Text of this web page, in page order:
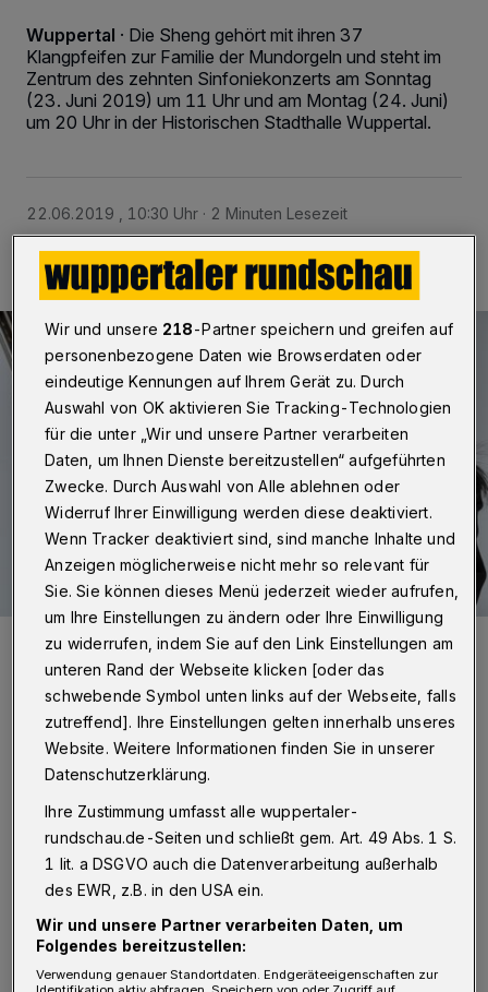
Wuppertal · Die Sheng gehört mit ihren 37
Klangpfeifen zur Familie der Mundorgeln und steht im
Zentrum des zehnten Sinfoniekonzerts am Sonntag
(23. Juni 2019) um 11 Uhr und am Montag (24. Juni)
um 20 Uhr in der Historischen Stadthalle Wuppertal.
22.06.2019 , 10:30 Uhr 2 Minuten Lesezeit
Wu Wei.
Foto: AsianArt Management
D ie Sheng ist mit 3.000 Jahren eines der
ältesten chinesischen
Musikinstrumente und bedeutungsvoll für die
traditionelle chinesische Musik. Als einer der
herausragenden Virtuosen an diesem
exotischen Instrument wird Wu Wei „Yin &
Wir und unsere 218-Partner speichern und greifen auf
personenbezogene Daten wie Browserdaten oder
eindeutige Kennungen auf Ihrem Gerät zu. Durch
Auswahl von OK aktivieren Sie Tracking-Technologien
für die unter „Wir und unsere Partner verarbeiten
Daten, um Ihnen Dienste bereitzustellen“ aufgeführten
Zwecke. Durch Auswahl von Alle ablehnen oder
Widerruf Ihrer Einwilligung werden diese deaktiviert.
Wenn Tracker deaktiviert sind, sind manche Inhalte und
Anzeigen möglicherweise nicht mehr so relevant für
Sie. Sie können dieses Menü jederzeit wieder aufrufen,
um Ihre Einstellungen zu ändern oder Ihre Einwilligung
zu widerrufen, indem Sie auf den Link Einstellungen am
unteren Rand der Webseite klicken [oder das
schwebende Symbol unten links auf der Webseite, falls
zutreffend]. Ihre Einstellungen gelten innerhalb unseres
Website. Weitere Informationen finden Sie in unserer
Datenschutzerklärung.
Ihre Zustimmung umfasst alle wuppertaler-
rundschau.de-Seiten und schließt gem. Art. 49 Abs. 1 S.
1 lit. a DSGVO auch die Datenverarbeitung außerhalb
des EWR, z.B. in den USA ein.
Wir und unsere Partner verarbeiten Daten, um
Folgendes bereitzustellen:
Verwendung genauer Standortdaten. Endgeräteeigenschaften zur